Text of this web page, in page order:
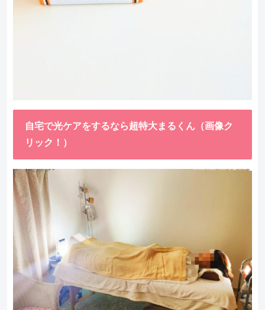
自宅で光ケアをするなら超特大まるくん（画像ク
リック！）